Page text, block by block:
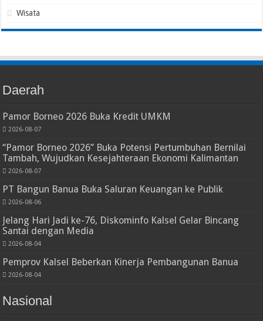
Wisata
Daerah
Pamor Borneo 2026 Buka Kredit UMKM
2026-08-07
“Pamor Borneo 2026” Buka Potensi Pertumbuhan Bernilai
Tambah, Wujudkan Kesejahteraan Ekonomi Kalimantan
2026-08-07
PT Bangun Banua Buka Saluran Keuangan ke Publik
2026-08-06
Jelang Hari Jadi ke-76, Diskominfo Kalsel Gelar Bincang
Santai dengan Media
2026-08-04
Pemprov Kalsel Beberkan Kinerja Pembangunan Banua
2026-08-04
Nasional